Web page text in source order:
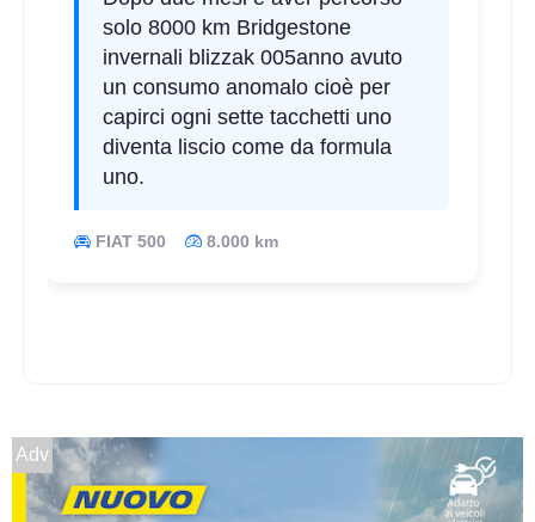
solo 8000 km Bridgestone
invernali blizzak 005anno avuto
un consumo anomalo cioè per
capirci ogni sette tacchetti uno
diventa liscio come da formula
uno.
FIAT 500 8.000 km
Adv